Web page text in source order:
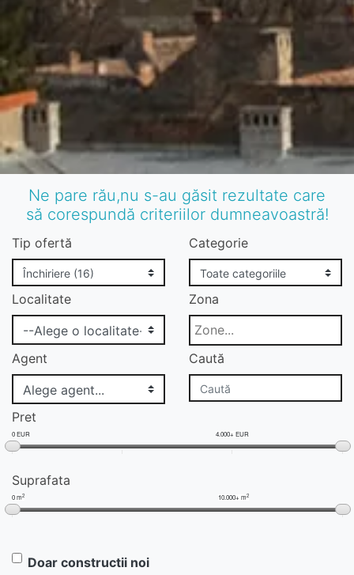
Ne pare rău,nu s-au găsit rezultate care
să corespundă criteriilor dumneavoastră!
Tip ofertă Categorie
Localitate Zona
Agent Caută
Pret
0 EUR 4.000+ EUR
Suprafata
0 m2 10.000+ m2
Doar constructii noi